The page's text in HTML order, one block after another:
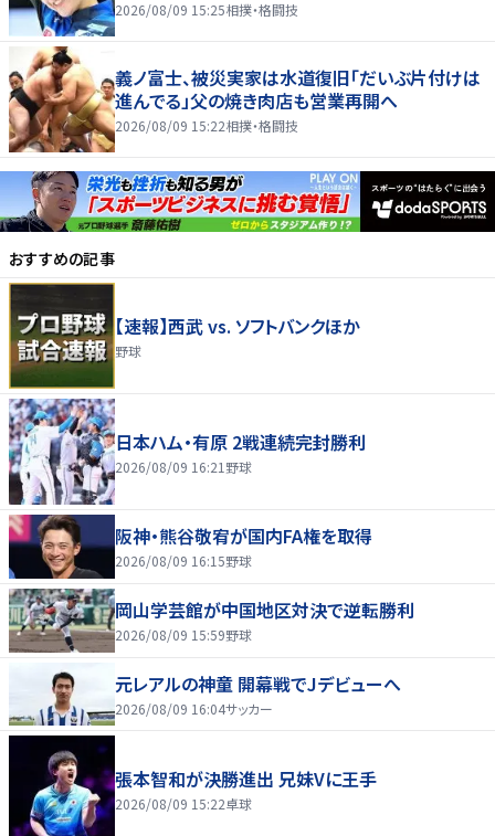
2026/08/09 15:25相撲・格闘技
義ノ富士、被災実家は水道復旧「だいぶ片付けは
進んでる」父の焼き肉店も営業再開へ
2026/08/09 15:22相撲・格闘技
おすすめの記事
【速報】西武 vs. ソフトバンクほか
野球
日本ハム・有原 2戦連続完封勝利
2026/08/09 16:21 野球
阪神・熊谷敬宥が国内FA権を取得
2026/08/09 16:15野球
岡山学芸館が中国地区対決で逆転勝利
2026/08/09 15:59野球
元レアルの神童 開幕戦でJデビューへ
2026/08/09 16:04サッカー
張本智和が決勝進出 兄妹Vに王手
2026/08/09 15:22卓球